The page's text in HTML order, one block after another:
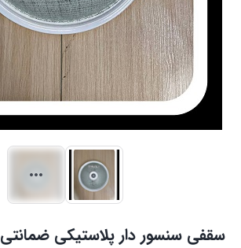
سقفی سنسور دار پلاستیکی ضمانتی